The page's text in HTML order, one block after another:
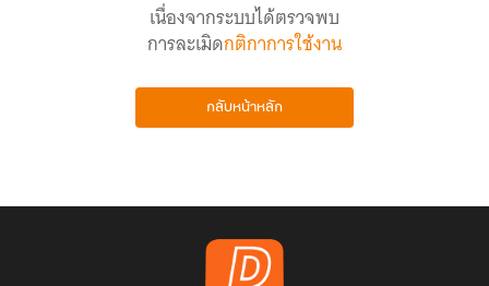
เนื่องจากระบบได้ตรวจพบ
การละเมิดกติกาการใช้งาน
กลับหน้าหลัก